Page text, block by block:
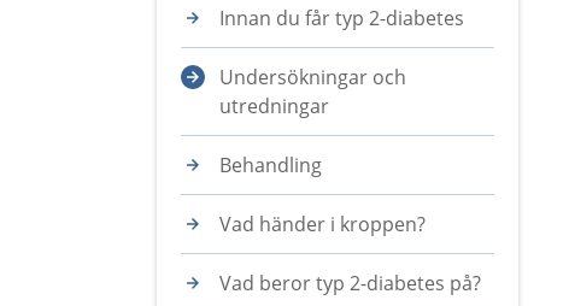
Innan du får typ 2-diabetes
Undersökningar och
utredningar
Behandling
Vad händer i kroppen?
Vad beror typ 2-diabetes på?